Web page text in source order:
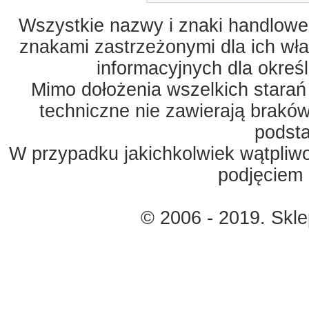
Wszystkie nazwy i znaki
znakami zastrzeżonymi dla ich
informacyjnych dla
Mimo dołożenia wszelkich
techniczne nie zawierają
W przypadku jakichkolwiek
© 2006 - 2019.